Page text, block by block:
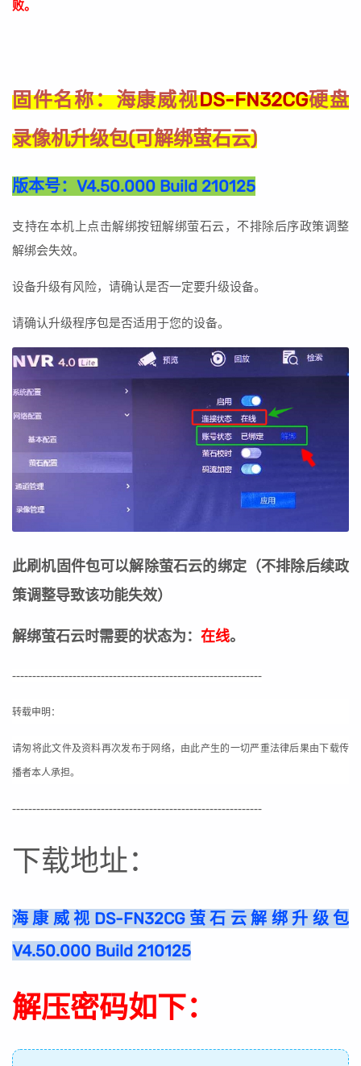
败。
固件名称：海康威视DS-FN32CG硬盘
录像机升级包(可解绑萤石云)
版本号： V4.50.000 Build 210125
支持在本机上点击解绑按钮解绑萤石云，不排除后序政策调整
解绑会失效。
设备升级有风险，请确认是否一定要升级设备。
请确认升级程序包是否适用于您的设备。
此刷机固件包可以解除萤石云的绑定（不排除后续政
策调整导致该功能失效）
解绑萤石云时需要的状态为： 在线。
--------------------------------------------------------------
转载申明：
请匆将此文件及资料再次发布于网络，由此产生的一切严重法律后果由下载传
播者本人承担。
--------------------------------------------------------------
下载地址：
海康威视DS-FN32CG萤石云解绑升级包
V4.50.000 Build 210125
解压密码如下：